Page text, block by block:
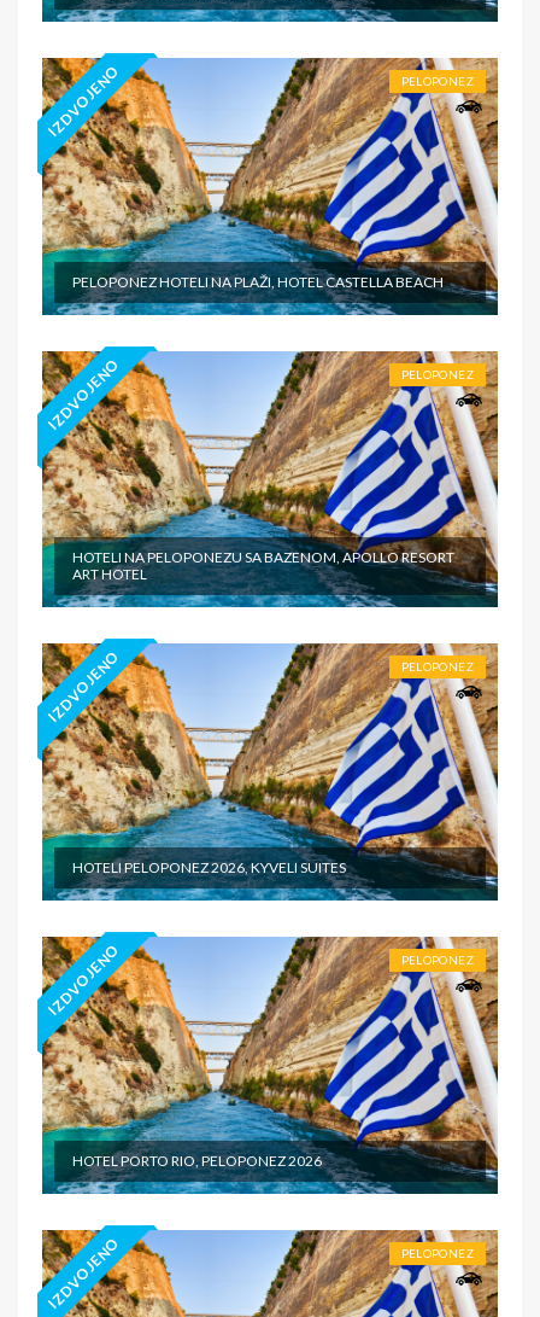
IZDVOJENO PELOPONEZ
PELOPONEZ HOTELI NA PLAŽI, HOTEL CASTELLA BEACH
IZDVOJENO PELOPONEZ
HOTELI NA PELOPONEZU SA BAZENOM, APOLLO RESORT
ART HOTEL
IZDVOJENO PELOPONEZ
HOTELI PELOPONEZ 2026, KYVELI SUITES
IZDVOJENO PELOPONEZ
HOTEL PORTO RIO, PELOPONEZ 2026
IZDVOJENO PELOPONEZ